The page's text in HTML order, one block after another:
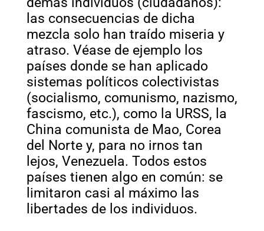
las consecuencias de dicha
mezcla solo han traído miseria y
atraso. Véase de ejemplo los
países donde se han aplicado
sistemas políticos colectivistas
(socialismo, comunismo, nazismo,
fascismo, etc.), como la URSS, la
China comunista de Mao, Corea
del Norte y, para no irnos tan
lejos, Venezuela. Todos estos
países tienen algo en común: se
limitaron casi al máximo las
libertades de los individuos.